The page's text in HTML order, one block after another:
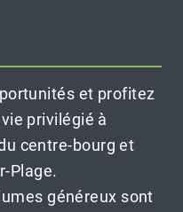
et profitez
privilégié à
centre-bourg et
Plage.
généreux sont